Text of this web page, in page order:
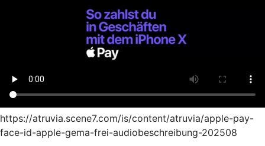
https://atruvia.scene7.com/is/content/atruvia/apple-pay-
face-id-apple-gema-frei-audiobeschreibung-202508